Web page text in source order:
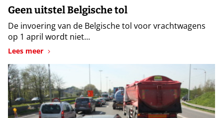
Geen uitstel Belgische tol
De invoering van de Belgische tol voor vrachtwagens
op 1 april wordt niet...
Lees meer